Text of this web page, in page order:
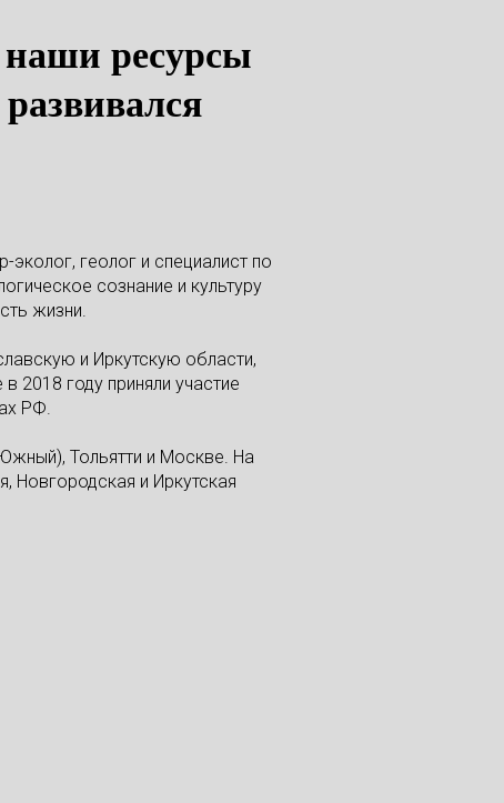
наши ресурсы
эколог, геолог и специалист по
сознание и культуру
жизни.
и Иркутскую области,
2018 году приняли участие
РФ.
Тольятти и Москве. На
Новгородская и Иркутская